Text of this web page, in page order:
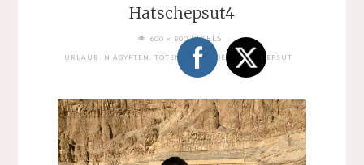
Hatschepsut4
FULL600 × 800PIXELS
URLAUB IN ÄGYPTEN: TOTENTEMPEL DER HATSCHEPSUT